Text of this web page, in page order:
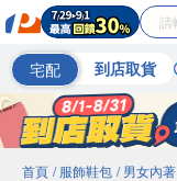
宅配 到店取貨
首頁 / 服飾鞋包 / 男女內著